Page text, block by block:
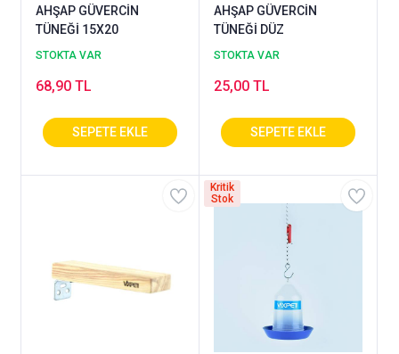
AHŞAP GÜVERCİN
TÜNEĞİ 15X20
STOKTA VAR
68,90 TL
AHŞAP GÜVERCİN
TÜNEĞİ DÜZ
STOKTA VAR
25,00 TL
Kritik
Stok